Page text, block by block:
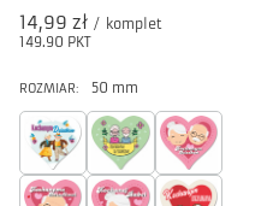
14,99 zł / komplet
149.90 PKT
ROZMIAR: 50 mm